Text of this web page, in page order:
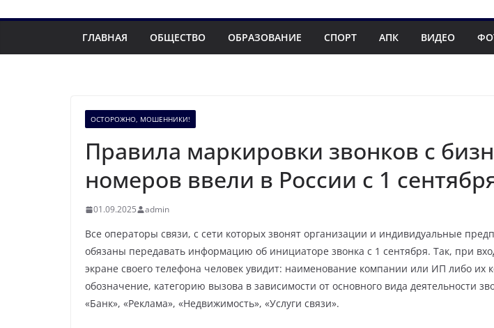
ГЛАВНАЯ ОБЩЕСТВО ОБРАЗОВАНИЕ СПОРТ АПК ВИДЕО
ОСТОРОЖНО, МОШЕННИКИ!
Правила маркировки звонков с
номеров ввели в России с 1
01.09.2025 admin
Все операторы связи, с сети которых звонят организации и индивидуальные
обязаны передавать информацию об инициаторе звонка с 1 сентября. Так, при
экране своего телефона человек увидит: наименование компании или ИП либо их
обозначение, категорию вызова в зависимости от основного вида деятельности
«Банк», «Реклама», «Недвижимость», «Услуги связи».